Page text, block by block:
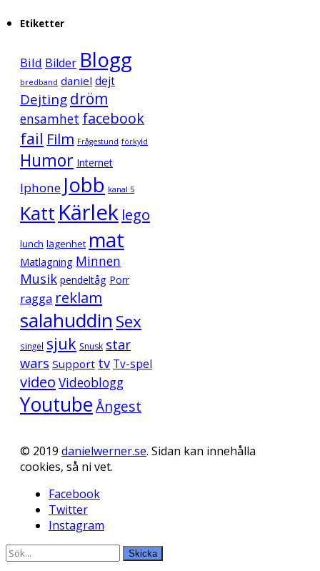
Etiketter
Bild Bilder Blogg
bredband daniel dejt
Dejtingdröm
ensamhet facebook
fail Film Frågestund förkyld
Humor Internet
Iphone Jobb kanal 5
Katt Kärlek lego
lunch lägenhet mat
Matlagning Minnen
Musik pendeltåg Porr
ragga reklam
salahuddin Sex
singel sjuk Snusk star
wars Support tv Tv-spel
video Videoblogg
YoutubeÅngest
© 2019 danielwerner.se. Sidan kan innehålla
cookies, så ni vet.
Facebook
Twitter
Instagram
Skicka